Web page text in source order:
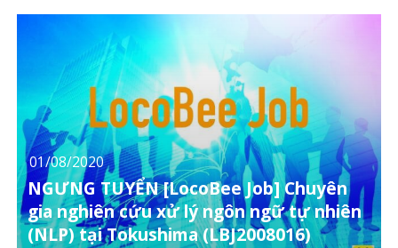
01/08/2020
NGƯNG TUYỂN [LocoBee Job] Chuyên
gia nghiên cứu xử lý ngôn ngữ tự nhiên
(NLP) tại Tokushima (LBJ2008016)